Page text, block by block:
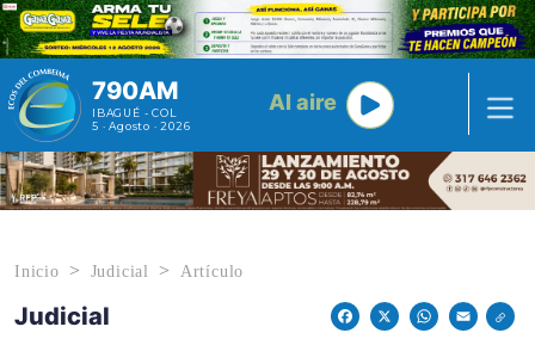
Pasar al contenido principal
790AM
IBAGUÉ - COL
5 · Agosto · 2026
Al aire
Inicio Judicial Artículo
Econoticias y Eventos
Judicial
FacebookX WhatsAppEmail